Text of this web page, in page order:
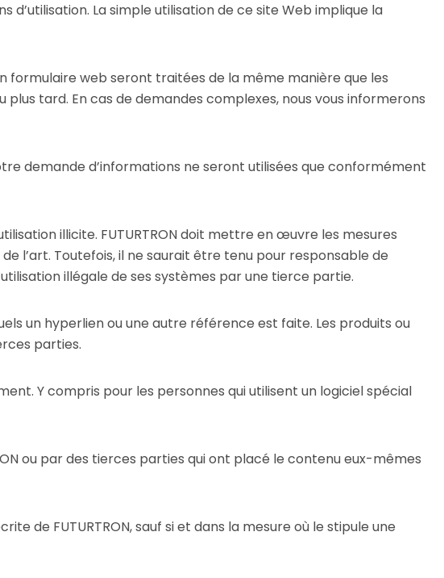
La simple utilisation de ce site Web implique la
formulaire web seront traitées de la même manière que les
tard. En cas de demandes complexes, nous vous informerons
demande d’informations ne seront utilisées que conformément
illicite. FUTURTRON doit mettre en œuvre les mesures
l’art. Toutefois, il ne saurait être tenu pour responsable de
illégale de ses systèmes par une tierce partie.
un hyperlien ou une autre référence est faite. Les produits ou
parties.
Y compris pour les personnes qui utilisent un logiciel spécial
ou par des tierces parties qui ont placé le contenu eux-mêmes
de FUTURTRON, sauf si et dans la mesure où le stipule une